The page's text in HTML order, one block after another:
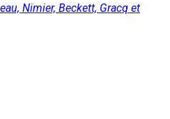
Nimier, Beckett, Gracq et